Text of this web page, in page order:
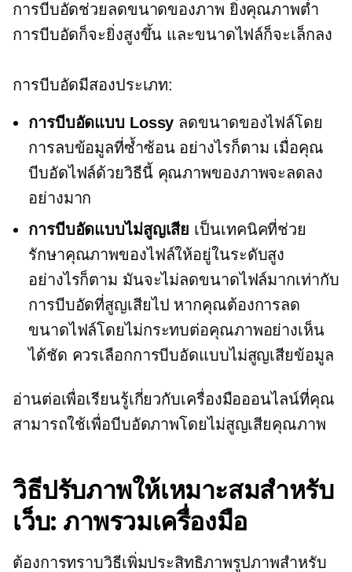
การบีบอัดช่วยลดขนาดของภาพ ยิ่งคุณภาพต่ำ
การบีบอัดก็จะยิ่งสูงขึ้น และขนาดไฟล์ก็จะเล็กลง
การบีบอัดมีสองประเภท:
การบีบอัดแบบ Lossy ลดขนาดของไฟล์โดย
การลบข้อมูลที่ซ้ำซ้อน อย่างไรก็ตาม เมื่อคุณ
บีบอัดไฟล์ด้วยวิธีนี้ คุณภาพของภาพจะลดลง
อย่างมาก
การบีบอัดแบบไม่สูญเสีย เป็นเทคนิคที่ช่วย
รักษาคุณภาพของไฟล์ให้อยู่ในระดับสูง
อย่างไรก็ตาม มันจะไม่ลดขนาดไฟล์มากเท่ากับ
การบีบอัดที่สูญเสียไป หากคุณต้องการลด
ขนาดไฟล์โดยไม่กระทบต่อคุณภาพอย่างเห็น
ได้ชัด ควรเลือกการบีบอัดแบบไม่สูญเสียข้อมูล
อ่านต่อเพื่อเรียนรู้เกี่ยวกับเครื่องมือออนไลน์ที่คุณ
สามารถใช้เพื่อบีบอัดภาพโดยไม่สูญเสียคุณภาพ
วิธีปรับภาพให้เหมาะสมสำหรับ
เว็บ: ภาพรวมเครื่องมือ
ต้องการทราบวิธีเพิ่มประสิทธิภาพรูปภาพสำหรับ